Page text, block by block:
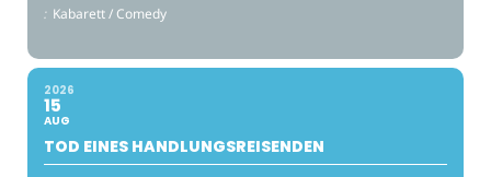
: Kabarett / Comedy
2026
15
AUG
TOD EINES HANDLUNGSREISENDEN